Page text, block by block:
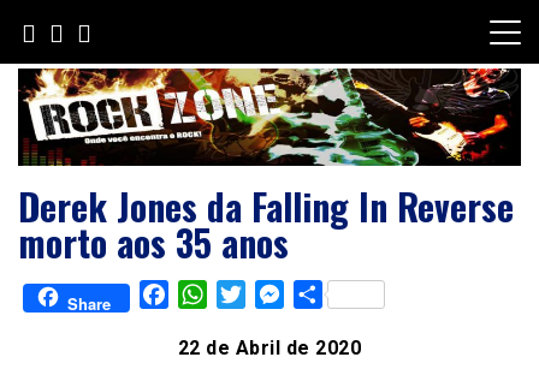
content
Derek Jones da Falling In Reverse
morto aos 35 anos
Share FacebookWhatsAppTwitterMessenger
Share
22 de Abril de 2020